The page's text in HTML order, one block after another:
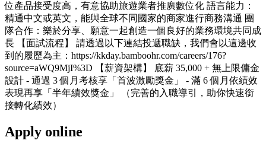
位產品接受度高，有意協助旅遊業者推廣數位化 語言能力：
精通中文或英文，能與全球不同國家的商家進行商務溝通 團
隊合作：樂於分享、願意一起創造一個良好的業務環境共同成
長 【面試流程】 請透過以下連結投遞職缺，我們會以這邊收
到的履歷為主：https://kkday.bamboohr.com/careers/176?
source=aWQ9MjI%3D 【薪資架構】 底薪 35,000 + 無上限傭金
設計 - 通過 3 個月考核享「首波激勵獎金」 - 滿 6 個月依績效
表現再享「半年績效獎金」 （完善的入職導引，助你快速銜
接轉化績效）
Apply online